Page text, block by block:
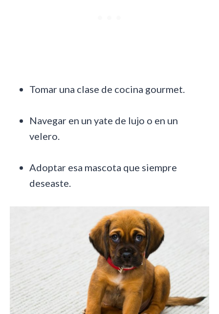
Tomar una clase de cocina gourmet.
Navegar en un yate de lujo o en un
velero.
Adoptar esa mascota que siempre
deseaste.